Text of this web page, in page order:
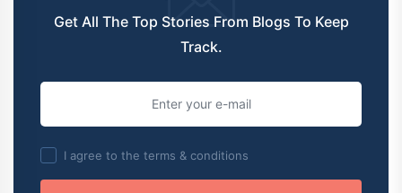
Get All The Top Stories From Blogs To Keep
Track.
I agree to the terms & conditions